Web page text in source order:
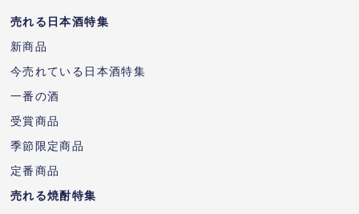
売れる日本酒特集
新商品
今売れている日本酒特集
一番の酒
受賞商品
季節限定商品
定番商品
売れる焼酎特集